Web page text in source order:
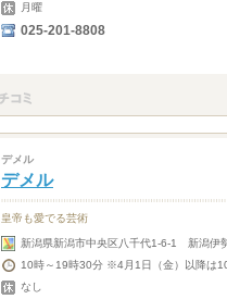
月曜
025-201-8808
デメル
デメル
皇帝も愛でる芸術
新潟県新潟市中央区八千代1-6-1 新潟伊
10時～19時30分 ※4月1日（金）以降は
なし